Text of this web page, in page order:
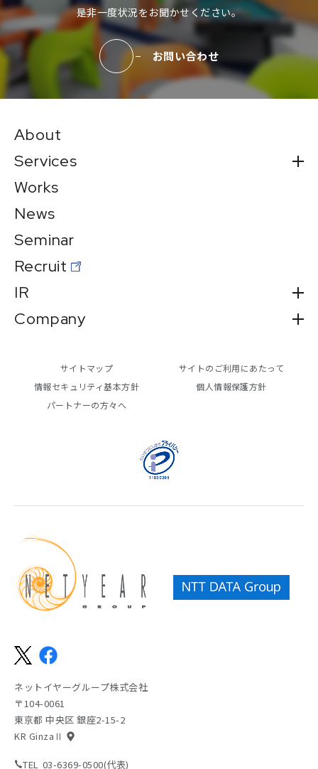
是非一度状況をお聞かせください。
お問い合わせ
About
Services
Works
News
Seminar
Recruit
IR
Company
サイトのご利用にあたって
個人情報保護方針
情報セキュリティ基本方針
パートナーの方々へ
サイトマップ
ネットイヤーグループ株式会社
〒104-0061
東京都 中央区 銀座2-15-2
KR GinzaⅡ
TEL 03-6369-0500(代表)